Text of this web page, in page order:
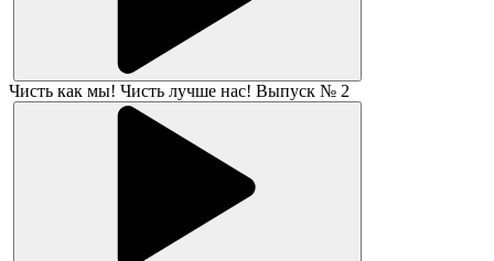
Чисть как мы! Чисть лучше нас! Выпуск № 2